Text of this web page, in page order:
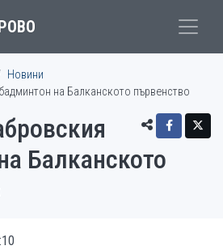
Новини
на Балканското първенство
Балканското